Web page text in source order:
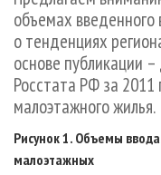
СУШКА ДРЕВЕСИНЫ
ПРОИЗВОДСТВО
ДЕРЕВЯННОЕ
ПРОИЗВОДСТВО
БИОЭНЕРГЕТИКА
ЦБП
ПЕРСОНЫ
МОБИЛЬНЫЕ
ОФИЦИАЛЬНЫЕ
ПРИОРИТЕТНЫЕ
RUSSIAN FORESTRY
ГАЗЕТА
КОНТАКТЫ
РЕКЛАМА
РЕКЛАМА НА САЙТЕ
объемах введенного
о тенденциях
основе публикации
Росстата РФ за 2011
малоэтажного жилья.
Рисунок 1. Объемы
малоэтажных